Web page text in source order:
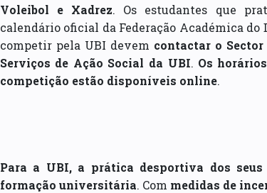
Voleibol e Xadrez. Os estudantes que
calendário oficial da Federação Académica
competir pela UBI devem contactar o
Serviços de Ação Social da UBI. Os
competição estão disponíveis online.
Para a UBI, a prática desportiva dos
formação universitária. Com medidas de